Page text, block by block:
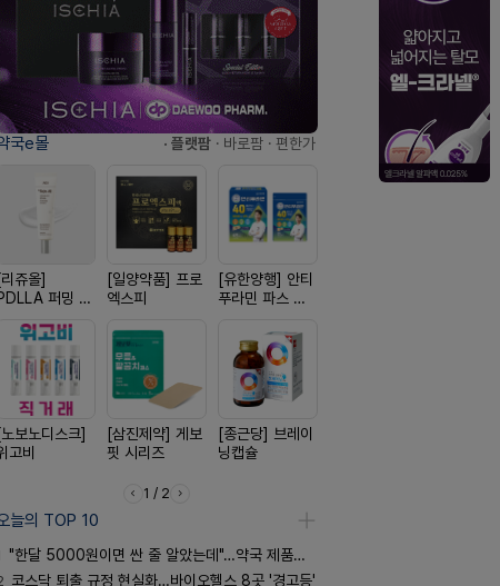
국e몰 · 플랫팜 · 바로팜 · 편한가
[리쥬올]
퍼밍 크
[일양약품] 프로
엑스피
[유한양행] 안티
푸라민 파스 시
보노디스크]
고비
[삼진제약] 게보
핏 시리즈
[종근당] 브레이
닝캡슐
1 / 2
늘의 TOP 10
"한달 5000원이면 싼 줄 알았는데"…약국 제품과 비교해보니
코스닥 퇴출 규정 현실화…바이오헬스 8곳 '경고등'